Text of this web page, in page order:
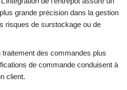
grande précision dans la gestion
risques de surstockage ou de
traitement des commandes plus
de commande conduisent à
client.